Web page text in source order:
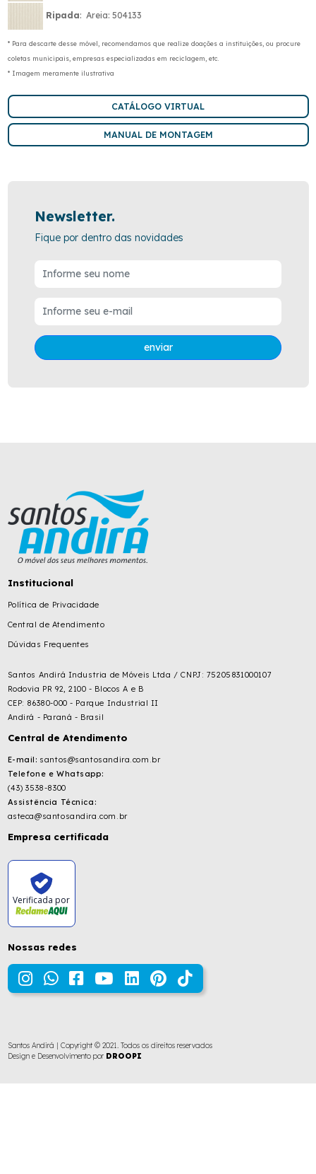
Ripada: Areia: 504133
* Para descarte desse móvel, recomendamos que realize doações a instituições, ou procure
coletas municipais, empresas especializadas em reciclagem, etc.
* Imagem meramente ilustrativa
CATÁLOGO VIRTUAL
MANUAL DE MONTAGEM
Newsletter.
Fique por dentro das novidades
enviar
Institucional
Política de Privacidade
Central de Atendimento
Dúvidas Frequentes
Santos Andirá Industria de Móveis Ltda / CNPJ: 75205831000107
Rodovia PR 92, 2100 - Blocos A e B
CEP: 86380-000 - Parque Industrial II
Andirá - Paraná - Brasil
Central de Atendimento
E-mail: santos@santosandira.com.br
Telefone e Whatsapp:
(43) 3538-8300
Assistência Técnica:
asteca@santosandira.com.br
Empresa certificada
Verificada por
Nossas redes
Santos Andirá | Copyright © 2021. Todos os direitos reservados
Design e Desenvolvimento por DROOPI